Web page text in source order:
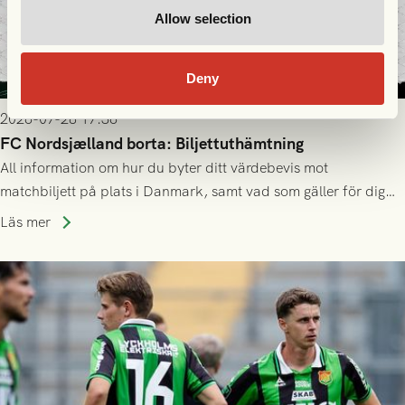
Allow selection
Deny
2026-07-28 17:36
FC Nordsjælland borta: Biljettuthämtning
All information om hur du byter ditt värdebevis mot
matchbiljett på plats i Danmark, samt vad som gäller för dig
som står på reservlista eller fått förhinder.
Läs mer